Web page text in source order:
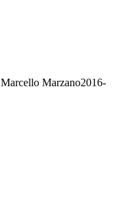
Marcello Marzano2016-